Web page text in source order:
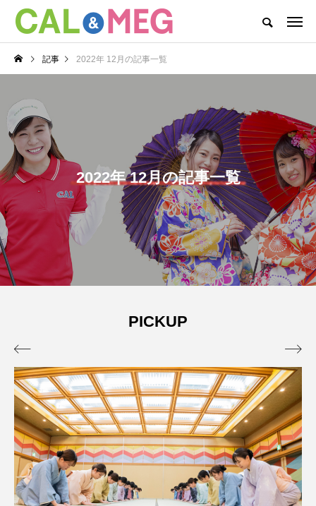
CAL&MEGがお届けするWEBマガジン
CAL&MEG INFO CAL’s DAYS
カテゴリー新着記事
CAL’s DAYS
CAL(キャル)職場見学
CAL&ME
2024.08.25
MEG’s DAYS
MEG(メグ)オンライン
タグリスト
CAL CALからMEG MEG イベント
インタビュー おもてなし プライベート
大自然 寮 採用試験 着物
記事 2022年 12月の記事一覧
2022年 12月の記事一覧
PICKUP
 